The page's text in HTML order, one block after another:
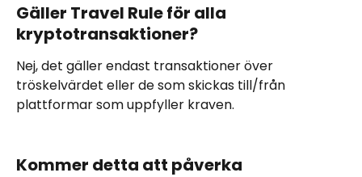
Gäller Travel Rule för alla
kryptotransaktioner?
Nej, det gäller endast transaktioner över
tröskelvärdet eller de som skickas till/från
plattformar som uppfyller kraven.
Kommer detta att påverka